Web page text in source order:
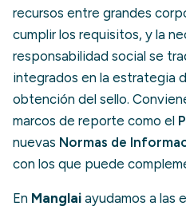
recursos entre grandes
cumplir los requisitos, y la
responsabilidad social se
integrados en la estrategia
obtención del sello.
marcos de reporte como el
nuevas Normas de
con los que puede
En Manglai ayudamos a las